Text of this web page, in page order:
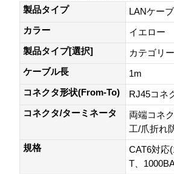
製品タイプ
LANケー
カラー
イエロー
製品タイプ[選択]
カテゴリ
ケーブル長
1m
コネクタ形状(From-To)
RJ45コネ
コネクタ/ターミネータ
両端コネ
工/爪折れ
規格
CAT6対応
T、